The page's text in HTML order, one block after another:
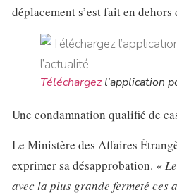
déplacement s’est fait en
Téléchargezl’application
Une condamnation qualifié de
Le Ministère des Affaires
exprimer sa désapprobation. «
avec la plus grande fermeté ces